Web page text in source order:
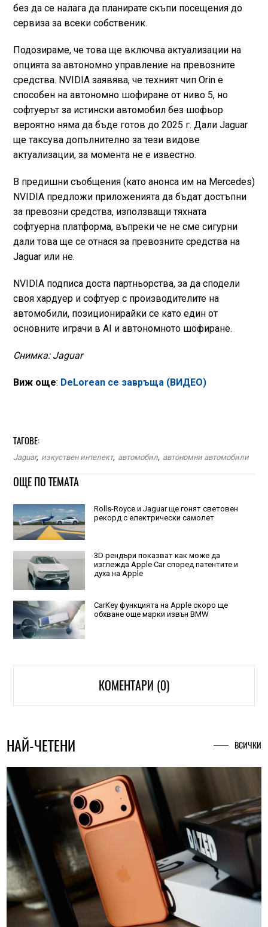
без да се налага да планирате скъпи посещения до
сервиза за всеки собственик.
Подозираме, че това ще включва актуализации на
опцията за автономно управление на превозните
средства. NVIDIA заявява, че техният чип Orin е
способен на автономно шофиране от ниво 5, но
софтуерът за истински автомобил без шофьор
вероятно няма да бъде готов до 2025 г. Дали Jaguar
ще таксува допълнително за тези видове
актуализации, за момента не е известно.
В предишни съобщения (като анонса им на Mercedes)
NVIDIA предложи приложенията да бъдат достъпни
за превозни средства, използващи тяхната
софтуерна платформа, въпреки че не сме сигурни
дали това ще се отнася за превозните средства на
Jaguar или не.
NVIDIA подписа доста партньорства, за да сподели
своя хардуер и софтуер с производителите на
автомобили, позиционирайки се като един от
основните играчи в AI и автономното шофиране.
Снимка: Jaguar
Виж още: DeLorean се завръща (ВИДЕО)
ТАГОВЕ:
Jaguar, изкуствен интелект, автомобил, автономни автомобили
ОЩЕ ПО ТЕМАТА
Rolls-Royce и Jaguar ще гонят световен
рекорд с електрически самолет
3D рендъри показват как може да
изглежда Apple Car‌ според патентите и
духа на Apple
CarKey функцията на Apple скоро ще
обхване още марки извън BMW
КОМЕНТАРИ (0)
НАЙ-ЧЕТЕНИ ВСИЧКИ